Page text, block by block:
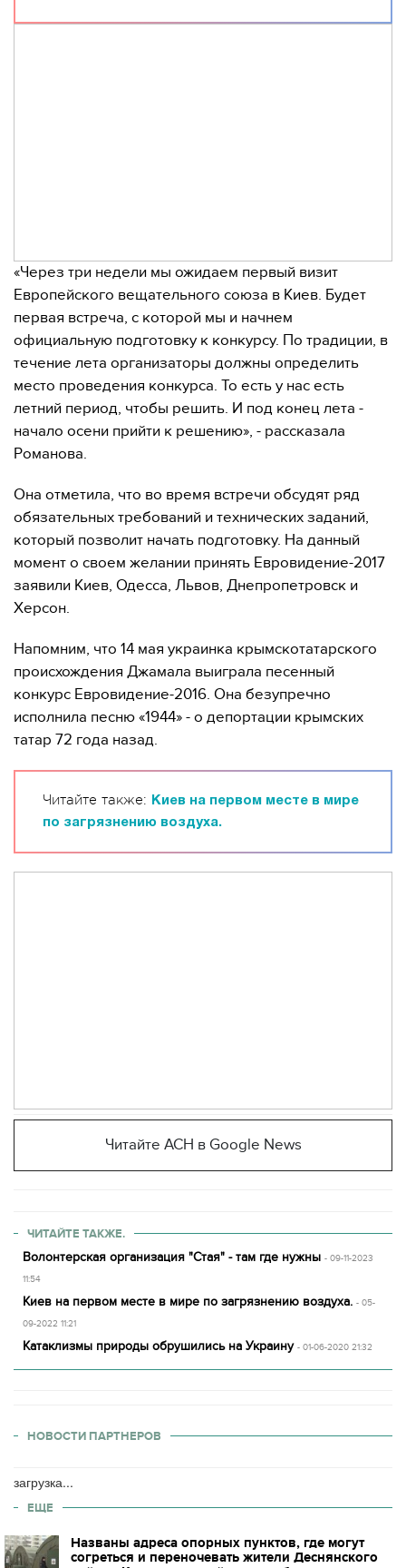
«Через три недели мы ожидаем первый визит
Европейского вещательного союза в Киев. Будет
первая встреча, с которой мы и начнем
официальную подготовку к конкурсу. По традиции, в
течение лета организаторы должны определить
место проведения конкурса. То есть у нас есть
летний период, чтобы решить. И под конец лета -
начало осени прийти к решению», - рассказала
Романова.
Она отметила, что во время встречи обсудят ряд
обязательных требований и технических заданий,
который позволит начать подготовку. На данный
момент о своем желании принять Евровидение-2017
заявили Киев, Одесса, Львов, Днепропетровск и
Херсон.
Напомним, что 14 мая украинка крымскотатарского
происхождения Джамала выиграла песенный
конкурс Евровидение-2016. Она безупречно
исполнила песню «1944» - о депортации крымских
татар 72 года назад.
Читайте также:
Киев на первом месте в мире
по загрязнению воздуха.
Читайте АСН в Google News
ЧИТАЙТЕ ТАКЖЕ.
Волонтерская организация "Стая" - там где нужны - 09-11-2023
11:54
Киев на первом месте в мире по загрязнению воздуха. - 05-
09-2022 11:21
Катаклизмы природы обрушились на Украину - 01-06-2020 21:32
НОВОСТИ ПАРТНЕРОВ
загрузка...
ЕЩЕ
Названы адреса опорных пунктов, где могут
согреться и переночевать жители Деснянского